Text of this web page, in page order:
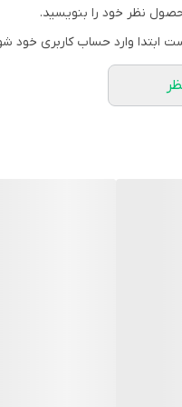
نظر خود را بنویسید.
ابتدا وارد حساب کاربری خود